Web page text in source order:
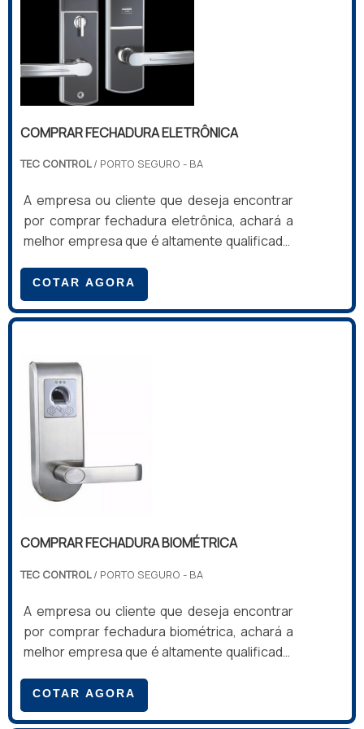
COMPRAR FECHADURA ELETRÔNICA
TEC CONTROL/ PORTO SEGURO - BA
A empresa ou cliente que deseja encontrar
por comprar fechadura eletrônica, achará a
melhor empresa que é altamente qualificada.
empresa e descobrindo a líder da área de
atuação.Quando a questão é comprar
fechadura eletrônica, com os profissionais
com solução completa para equipar o
apartamento do hotel.INFORMAÇÕES SOBRE
COMPRAR FECHADURA ELETRÔNICAA T...
COTAR AGORA
COMPRAR FECHADURA BIOMÉTRICA
TEC CONTROL/ PORTO SEGURO - BA
A empresa ou cliente que deseja encontrar
por comprar fechadura biométrica, achará a
melhor empresa que é altamente qualificada.
do segmento e conhecendo a melhor em
qualidade e custo benefício.MAIS SOBRE
COTAR AGORA